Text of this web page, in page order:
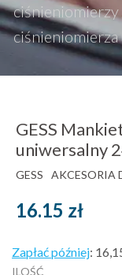
ciśnieniomierzy
GESS
uniwersalny
GESS AKCESORIA
16.15 zł
Zapłać później:
ILOŚĆ